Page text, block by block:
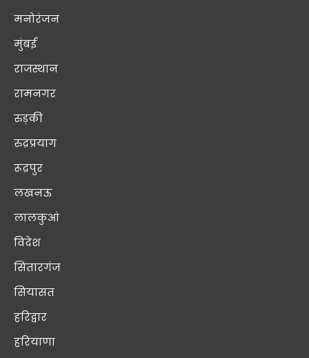
मनोरंजन
मुंबई
राजस्थान
रामनगर
रुड़की
रुद्रप्रयाग
रूद्रपुर
लखनऊ
लालकुआं
विदेश
सितारगंज
सियासत
हरिद्वार
हरियाणा